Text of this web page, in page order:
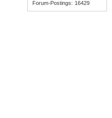
Forum-Postings: 16429